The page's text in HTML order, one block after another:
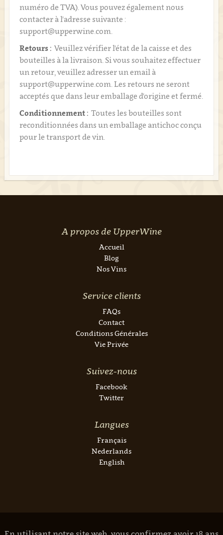
numéro de TVA). Vous pouvez également nous
contacter à l'adresse suivante :
support@upperwine.com.
Retours : Veuillez vérifier l'état de la caisse et des
bouteilles à la livraison. Si vous souhaitez effectuer
un retour, veuillez adresser un email à
support@upperwine.com. Les retours ne seront
acceptés que dans leur emballage d'origine et fermé.
Conditionnement : Toutes les bouteilles sont
reconditionnées dans un emballage antichoc conçu
pour le transport de vin.
A propos de UpperWine
Accueil
Blog
Nos Vins
Service clients
FAQs
Contact
Conditions Générales
Vie Privée
Suivez-nous
Facebook
Twitter
Langues
Français
Nederlands
English